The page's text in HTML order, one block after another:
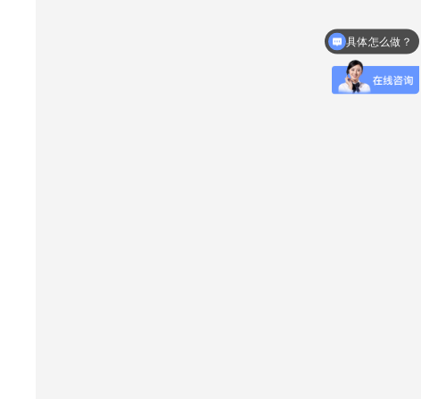
什么时候放款？
具体怎么做？